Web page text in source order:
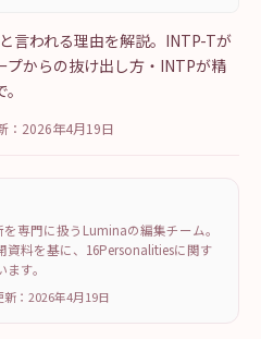
言われる理由を解説。INTP-Tが
プからの抜け出し方・INTPが精
： 2026年4月19日
専門に扱うLuminaの編集チーム。
資料を基に、16Personalitiesに関す
す。
： 2026年4月19日